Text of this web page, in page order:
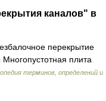
каналов" в
перекрытие
плита
терминов, определений и